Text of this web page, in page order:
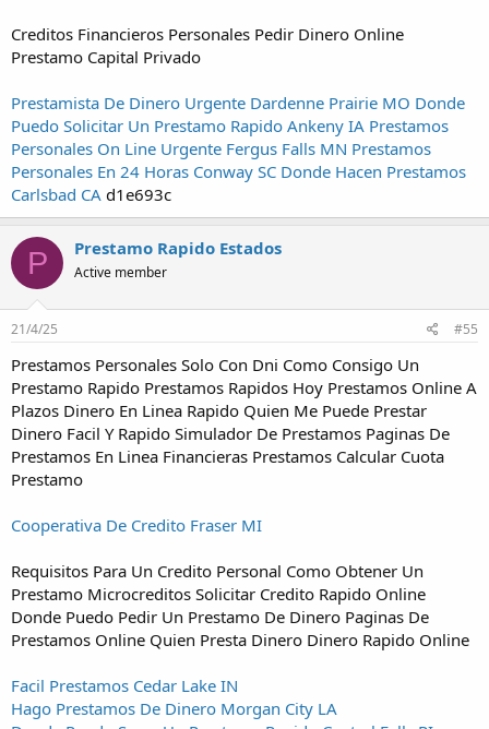
Creditos Financieros Personales Pedir Dinero Online
Prestamo Capital Privado
Prestamista De Dinero Urgente Dardenne Prairie MO Donde
Puedo Solicitar Un Prestamo Rapido Ankeny IA Prestamos
Personales On Line Urgente Fergus Falls MN Prestamos
Personales En 24 Horas Conway SC Donde Hacen Prestamos
Carlsbad CA d1e693c
P Prestamo Rapido Estados
Active member
21/4/25 #55
Prestamos Personales Solo Con Dni Como Consigo Un
Prestamo Rapido Prestamos Rapidos Hoy Prestamos Online A
Plazos Dinero En Linea Rapido Quien Me Puede Prestar
Dinero Facil Y Rapido Simulador De Prestamos Paginas De
Prestamos En Linea Financieras Prestamos Calcular Cuota
Prestamo
Cooperativa De Credito Fraser MI
Requisitos Para Un Credito Personal Como Obtener Un
Prestamo Microcreditos Solicitar Credito Rapido Online
Donde Puedo Pedir Un Prestamo De Dinero Paginas De
Prestamos Online Quien Presta Dinero Dinero Rapido Online
Facil Prestamos Cedar Lake IN
Hago Prestamos De Dinero Morgan City LA